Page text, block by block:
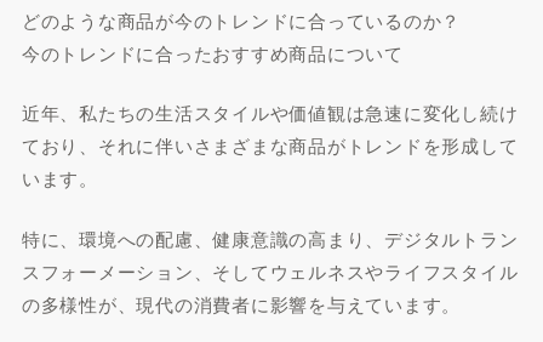
どのような商品が今のトレンドに合っているのか？
今のトレンドに合ったおすすめ商品について
近年、私たちの生活スタイルや価値観は急速に変化し続け
ており、それに伴いさまざまな商品がトレンドを形成して
います。
特に、環境への配慮、健康意識の高まり、デジタルトラン
スフォーメーション、そしてウェルネスやライフスタイル
の多様性が、現代の消費者に影響を与えています。